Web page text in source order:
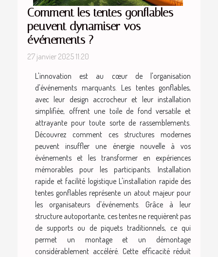
Comment les tentes gonflables
peuvent dynamiser vos
événements ?
27 janvier 2025 11:20
L'innovation est au cœur de l'organisation
d'événements marquants. Les tentes gonflables,
avec leur design accrocheur et leur installation
simplifiée, offrent une toile de fond versatile et
attrayante pour toute sorte de rassemblements.
Découvrez comment ces structures modernes
peuvent insuffler une énergie nouvelle à vos
événements et les transformer en expériences
mémorables pour les participants. Installation
rapide et facilité logistique L'installation rapide des
tentes gonflables représente un atout majeur pour
les organisateurs d'événements. Grâce à leur
structure autoportante, ces tentes ne requièrent pas
de supports ou de piquets traditionnels, ce qui
permet un montage et un démontage
considérablement accéléré. Cette efficacité réduit